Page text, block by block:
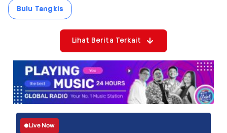
Bulu Tangkis
Lihat Berita Terkait
Live Now